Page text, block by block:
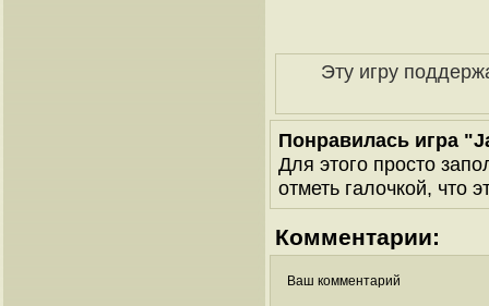
Эту игру
Понравилась игра
Для этого просто
отметь галочкой, что
Комментарии:
Ваш комментарий